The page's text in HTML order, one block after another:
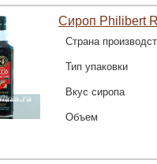
Сироп Philibert
Страна
Тип упаковки
Вкус сиропа
Объем